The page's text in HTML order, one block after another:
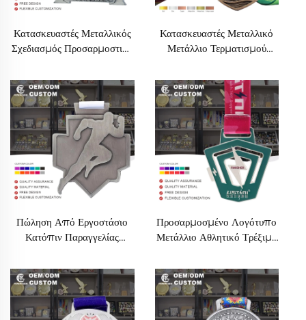
Κατασκευαστές Μεταλλικός
Σχεδιασμός Προσαρμοστικό
10χλμ Παιχνιδιάρικο
Τρέξιμο Μετάλλια Δρομέας
Αγώνας Τερματισμός
Αθλητικό Μετάλλιο
Κατασκευαστές Μεταλλικό
Μετάλλιο Τερματισμού
Διασκεδαστικός Δρόμος
Αγώνας Αθλητικό
Μεταλλικό Μετάλλιο
Πώληση Από Εργοστάσιο
Κατόπιν Παραγγελίας
Μαραθωνίου Τρέξιμο Αγώνα
Μεταλλικό Μετάλλιο
Προσαρμοσμένο Λογότυπο
Μετάλλιο Αθλητικό Τρέξιμο
Τερματισμού Μαραθωνίου
Αθλητικά Μετάλλια